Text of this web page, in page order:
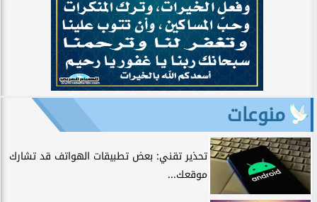
منوعات
تحذير تقني: بعض تطبيقات الهواتف قد تشارك
موقعك...